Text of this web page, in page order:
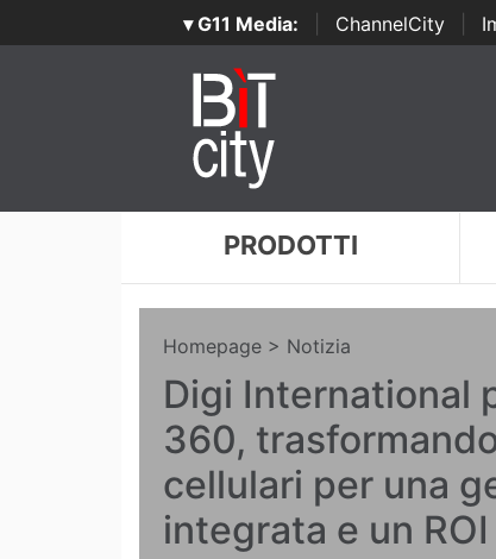
▾ G11 Media: ChannelCity
PRODOTTI
Homepage > Notizia
Digi International
360,
cellulari per una
integrata e un